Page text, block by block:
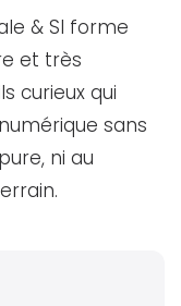
& SI forme
et très
curieux qui
sans
ni au